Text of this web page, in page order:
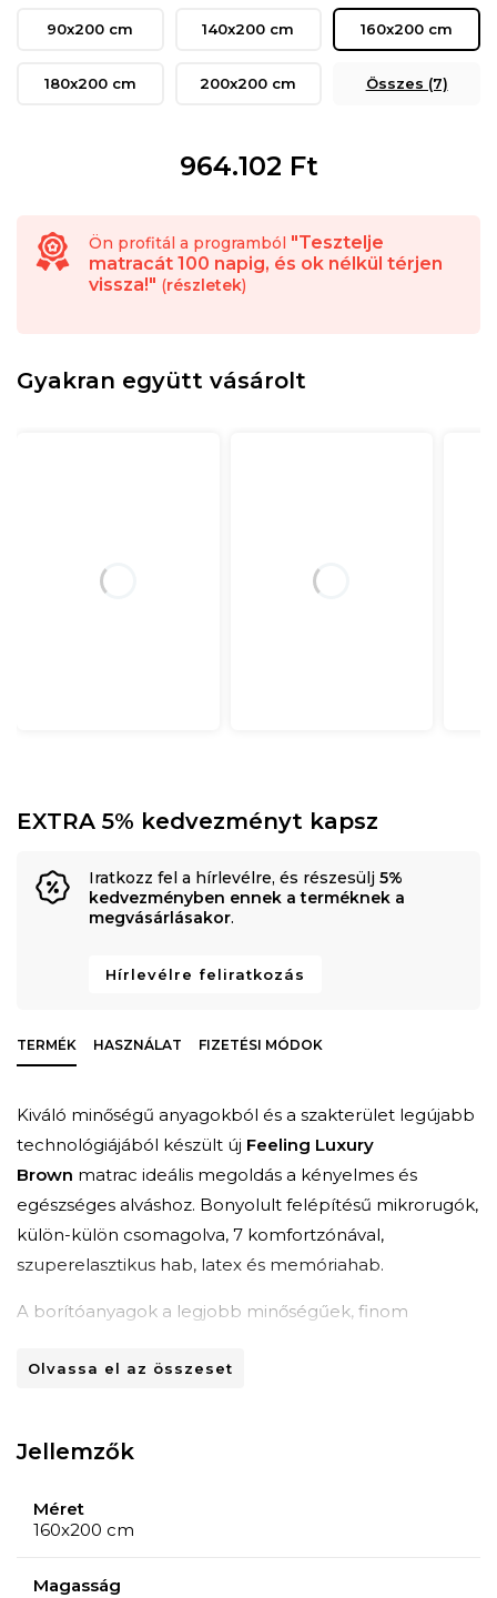
90x200 cm 140x200 cm 160x200 cm
180x200 cm 200x200 cm Összes (7)
964.102 Ft
Ön profitál a programból "Tesztelje
matracát 100 napig, és ok nélkül térjen
vissza!" (részletek)
Gyakran együtt vásárolt
EXTRA 5% kedvezményt kapsz
Iratkozz fel a hírlevélre, és részesülj 5%
kedvezményben ennek a terméknek a
megvásárlásakor.
Hírlevélre feliratkozás
TERMÉK HASZNÁLAT FIZETÉSI MÓDOK
Kiváló minőségű anyagokból és a szakterület legújabb
technológiájából készült új Feeling Luxury
Brown matrac ideális megoldás a kényelmes és
egészséges alváshoz. Bonyolult felépítésű mikrorugók,
külön-külön csomagolva, 7 komfortzónával,
szuperelasztikus hab, latex és memóriahab.
A borítóanyagok a legjobb minőségűek, finom
egyalapból és egy fedőmatracból.
poliuretán hab borít a fokozott kényelem érdekében:
biztosítják a test megfelelő megtámasztását, és külön
közben ne engedjék megzavarni a partnert. A rugók
Olvassa el az összeset
Jellemzők
Méret
160x200 cm
Magasság